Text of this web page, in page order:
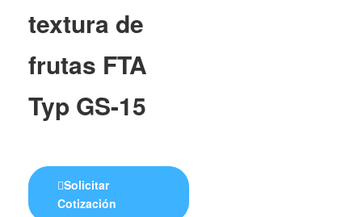
textura de
frutas FTA
Typ GS-15
Solicitar
Cotización